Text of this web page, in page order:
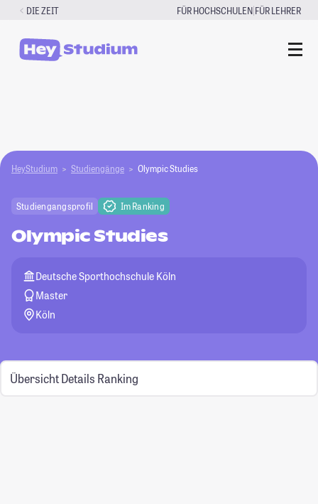
Zum
springen
DIE ZEIT FÜR HOCHSCHULEN|FÜR LEHRER
HeyStudium Studiengänge Olympic Studies
Studiengangsprofil Im Ranking
Olympic Studies
Deutsche Sporthochschule Köln
Master
Köln
Übersicht Details Ranking